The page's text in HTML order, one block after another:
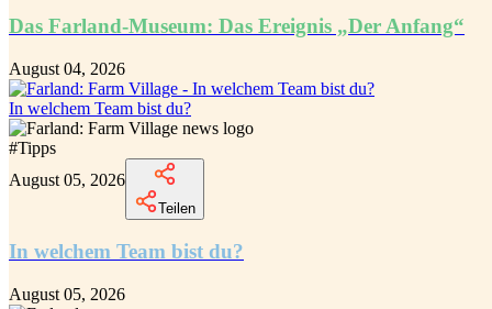
Das Farland-Museum: Das Ereignis „Der Anfang“
August 04, 2026
In welchem Team bist du?
#Tipps
August 05, 2026
Teilen
In welchem Team bist du?
August 05, 2026